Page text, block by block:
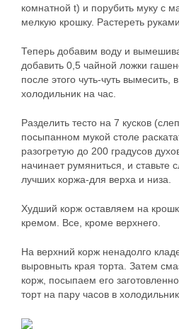
комнатной t) и порубить муку с
мелкую крошку. Растереть руками.
Теперь добавим воду и
добавить 0,5 чайной ложки
после этого чуть-чуть вымесить,
холодильник на час.
Разделить тесто на 7 кусков
посыпанном мукой столе
разогретую до 200 градусов
начинает румяниться, и ставьте
лучших коржа-для верха и низа.
Худший корж оставляем на
кремом. Все, кроме верхнего.
На верхний корж ненадолго
выровныть края торта. Затем
корж, посыпаем его
торт на пару часов в холодильник.